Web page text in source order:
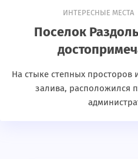
ИНТЕРЕСНЫЕ МЕСТА
Поселок
На стыке степных просторов
залива, расположился